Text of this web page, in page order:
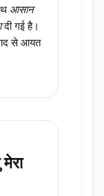
आसान
दी गई है।
से आयत